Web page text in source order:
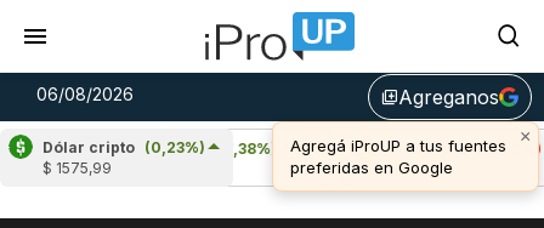
06/08/2026 library_addAgreganos
Dólar cripto (0,23%)
$ 1575,99
Cardano (7,38%)
u$s 0,21
Avalanche (-3,52%)
u$s 6,46